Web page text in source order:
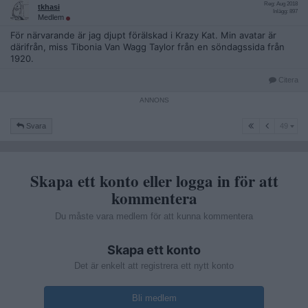
tkhasi
Medlem
Reg: Aug 2018
Inlägg: 897
För närvarande är jag djupt förälskad i Krazy Kat. Min avatar är
därifrån, miss Tibonia Van Wagg Taylor från en söndagssida från
1920.
Citera
Svara 49
Skapa ett konto eller logga in för att
kommentera
Du måste vara medlem för att kunna kommentera
Skapa ett konto
Det är enkelt att registrera ett nytt konto
Bli medlem